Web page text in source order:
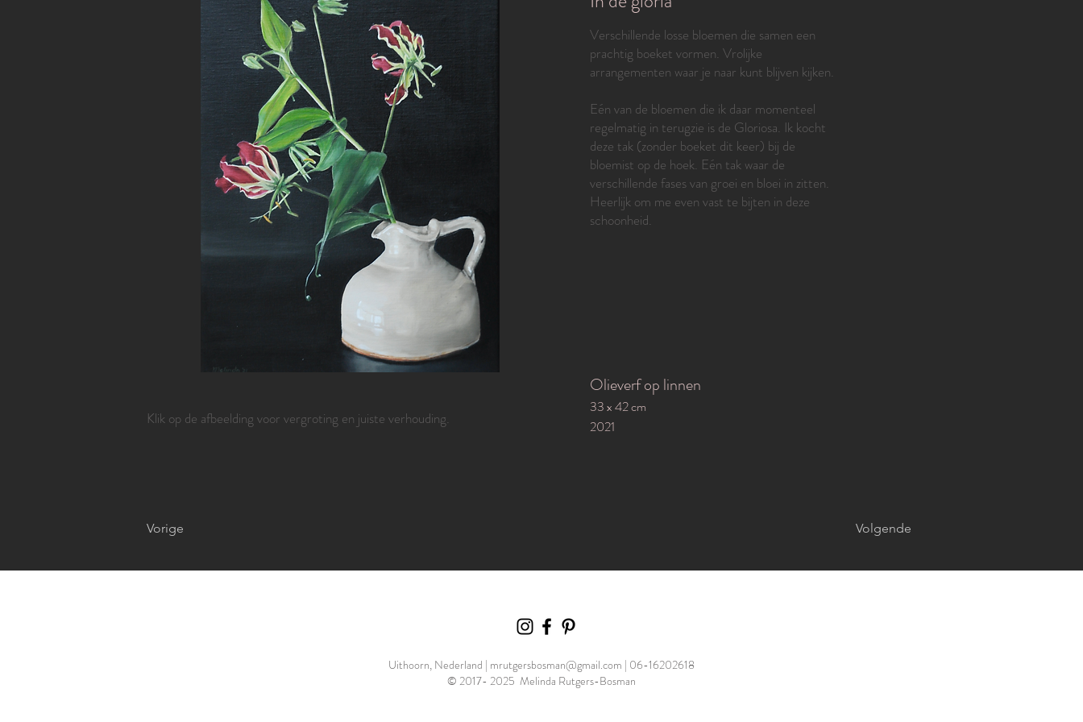
Verschillende losse bloemen die samen een
prachtig boeket vormen. Vrolijke
arrangementen waar je naar kunt blijven kijken.
Eén van de bloemen die ik daar momenteel
regelmatig in terugzie is de Gloriosa. Ik kocht
deze tak (zonder boeket dit keer) bij de
bloemist op de hoek. Eén tak waar de
verschillende fases van groei en bloei in zitten.
Heerlijk om me even vast te bijten in deze
schoonheid.
Klik op de afbeelding voor vergroting en juiste verhouding.
Olieverf op linnen
33 x 42 cm
2021
Vorige Volgende
Uithoorn, Nederland | mrutgersbosman@gmail.com | 06-16202618
© 2017- 2025 Melinda Rutgers-Bosman